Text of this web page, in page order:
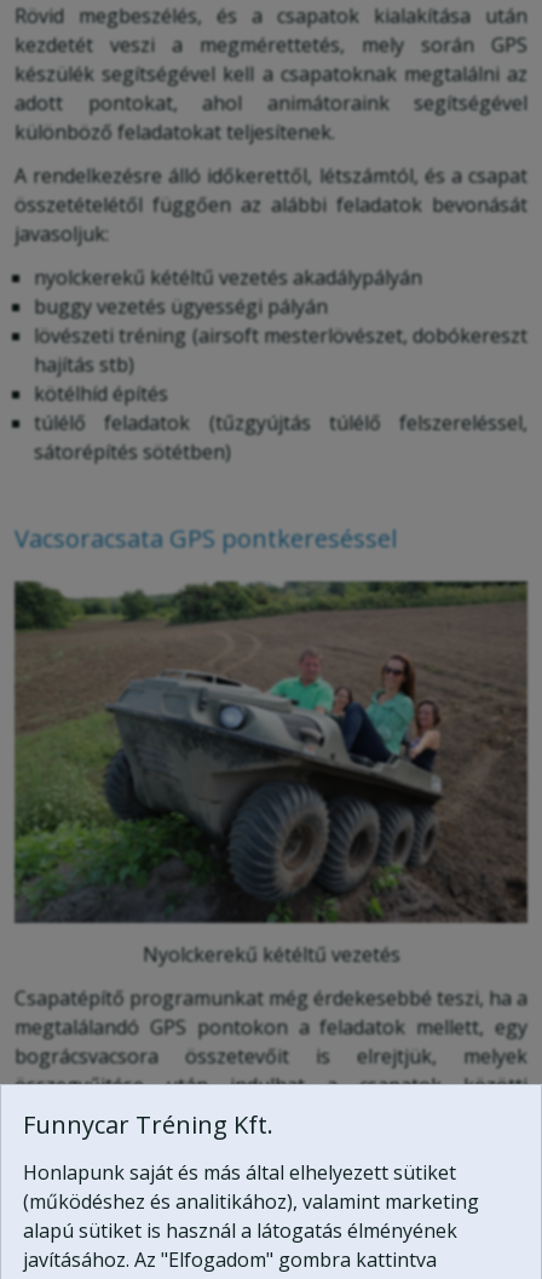
Rövid megbeszélés, és a csapatok kialakítása után
kezdetét veszi a megmérettetés, mely során GPS
készülék segítségével kell a csapatoknak megtalálni az
adott pontokat, ahol animátoraink segítségével
különböző feladatokat teljesítenek.
A rendelkezésre álló időkerettől, létszámtól, és a csapat
összetételétől függően az alábbi feladatok bevonását
javasoljuk:
nyolckerekű kétéltű vezetés akadálypályán
buggy vezetés ügyességi pályán
lövészeti tréning (airsoft mesterlövészet, dobókereszt
hajítás stb)
kötélhíd építés
túlélő feladatok (tűzgyújtás túlélő felszereléssel,
sátorépítés sötétben)
Vacsoracsata GPS pontkereséssel
Nyolckerekű kétéltű vezetés
Csapatépítő programunkat még érdekesebbé teszi, ha a
megtalálandó GPS pontokon a feladatok mellett, egy
bográcsvacsora összetevőit is elrejtjük, melyek
összegyűjtése után indulhat a csapatok közötti
vacsoracsata".
Persze a GPS pontokon nem csak a bográcsozás
alapanyagait rejthetjük el, hanem némi alkoholos
folyadékot is, így akár"pálinkacaching"is lehet a
programban.
Funnycar Tréning Kft.
Honlapunk saját és más által elhelyezett sütiket
(működéshez és analitikához), valamint marketing
alapú sütiket is használ a látogatás élményének
javításához. Az "Elfogadom" gombra kattintva